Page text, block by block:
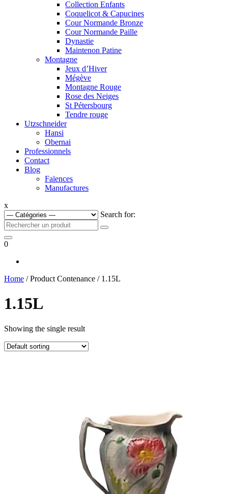
Collection Enfants
Coquelicot & Capucines
Cour Normande Bronze
Cour Normande Paille
Dynastie
Maintenon Patine
Montagne
Jeux d’Hiver
Mégève
Montagne Rouge
Rose des Neiges
St Pétersbourg
Tendre rouge
Utzschneider
Hansi
Obernai
Professionnels
Contact
Blog
Faïences
Manufactures
x
Search for:
0
Home / Product Contenance / 1.15L
1.15L
Showing the single result